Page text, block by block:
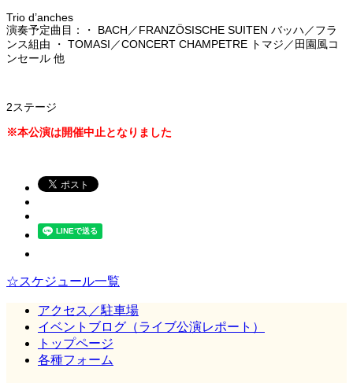
Trio d’anches
演奏予定曲目：・ BACH／FRANZÖSISCHE SUITEN バッハ／フラ
ンス組由 ・ TOMASI／CONCERT CHAMPETRE トマジ／田園風コ
ンセール 他
2ステージ
※本公演は開催中止となりました
☆スケジュール一覧
アクセス／駐車場
イベントブログ（ライブ公演レポート）
トップページ
各種フォーム